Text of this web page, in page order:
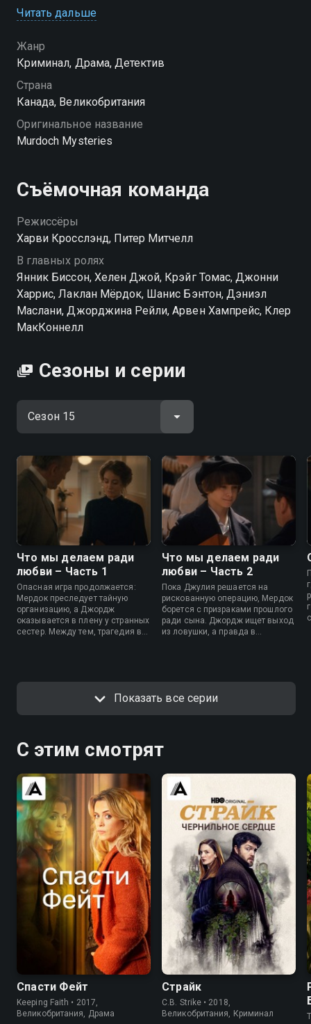
Посмотреть онлайн 15 сезон сериала
бесплатно в хорошем HD качестве на Смотрёшке
Читать дальше
Жанр
Криминал, Драма, Детектив
Страна
Канада, Великобритания
Оригинальное название
Murdoch Mysteries
Съёмочная команда
Режиссёры
Харви Кросслэнд, Питер Митчелл
В главных ролях
Янник Биссон, Хелен Джой, Крэйг Томас, Джонни
Харрис, Лаклан Мёрдок, Шанис Бэнтон, Дэниэл
Маслани, Джорджина Рейли, Арвен Хампрейс, Клер
МакКоннелл
Сезоны и серии
Что мы делаем ради
любви – Часть 1
Опасная игра продолжается:
Мердок преследует тайную
организацию, а Джордж
оказывается в плену у странных
сестер. Между тем, трагедия в
Что мы делаем ради
любви – Часть 2
Пока Джулия решается на
рискованную операцию, Мердок
борется с призраками прошлого
ради сына. Джордж ищет выход
из ловушки, а правда в
Показать все серии
С этим смотрят
Спасти Фейт
Keeping Faith • 2017,
Великобритания, Драма
8.0 7.9
Страйк
C.B. Strike • 2018,
Великобритания, Криминал